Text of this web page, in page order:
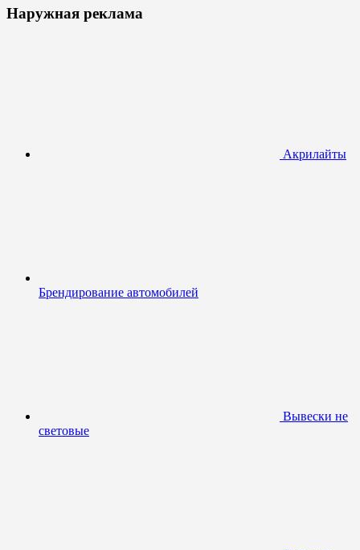
Наружная реклама
Акрилайты
Брендирование автомобилей
Вывески не
световые